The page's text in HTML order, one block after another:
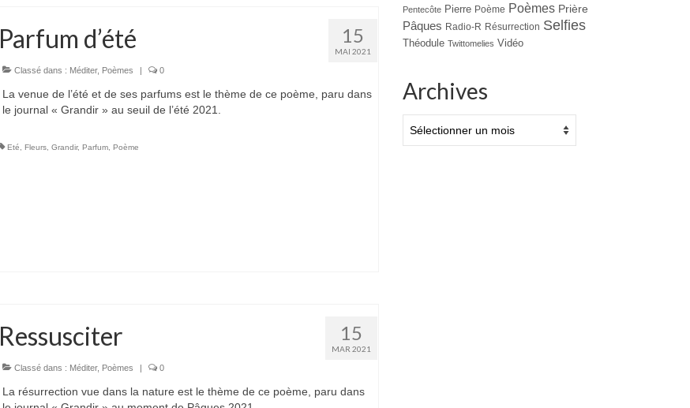
15
MAI 2021
Parfum d’été
Classé dans : Méditer, Poèmes | 0
La venue de l’été et de ses parfums est le thème de ce poème, paru dans
le journal « Grandir » au seuil de l’été 2021.
Eté Fleurs, Grandir, Parfum, Poème
15
MAR 2021
Ressusciter
Classé dans : Méditer, Poèmes | 0
La résurrection vue dans la nature est le thème de ce poème, paru dans
Pentecôte Pierre Poème Poèmes Prière
Pâques Radio-R Résurrection Selfies
Théodule Twittomelies Vidéo
Archives